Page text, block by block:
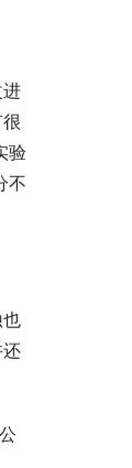
验
不
公